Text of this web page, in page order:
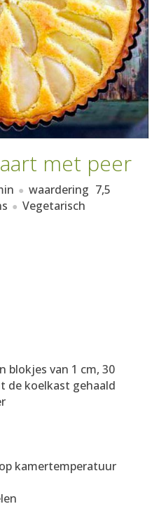
met peer
waardering 7,5
Vegetarisch
blokjes van 1 cm, 30
de koelkast gehaald
kamertemperatuur